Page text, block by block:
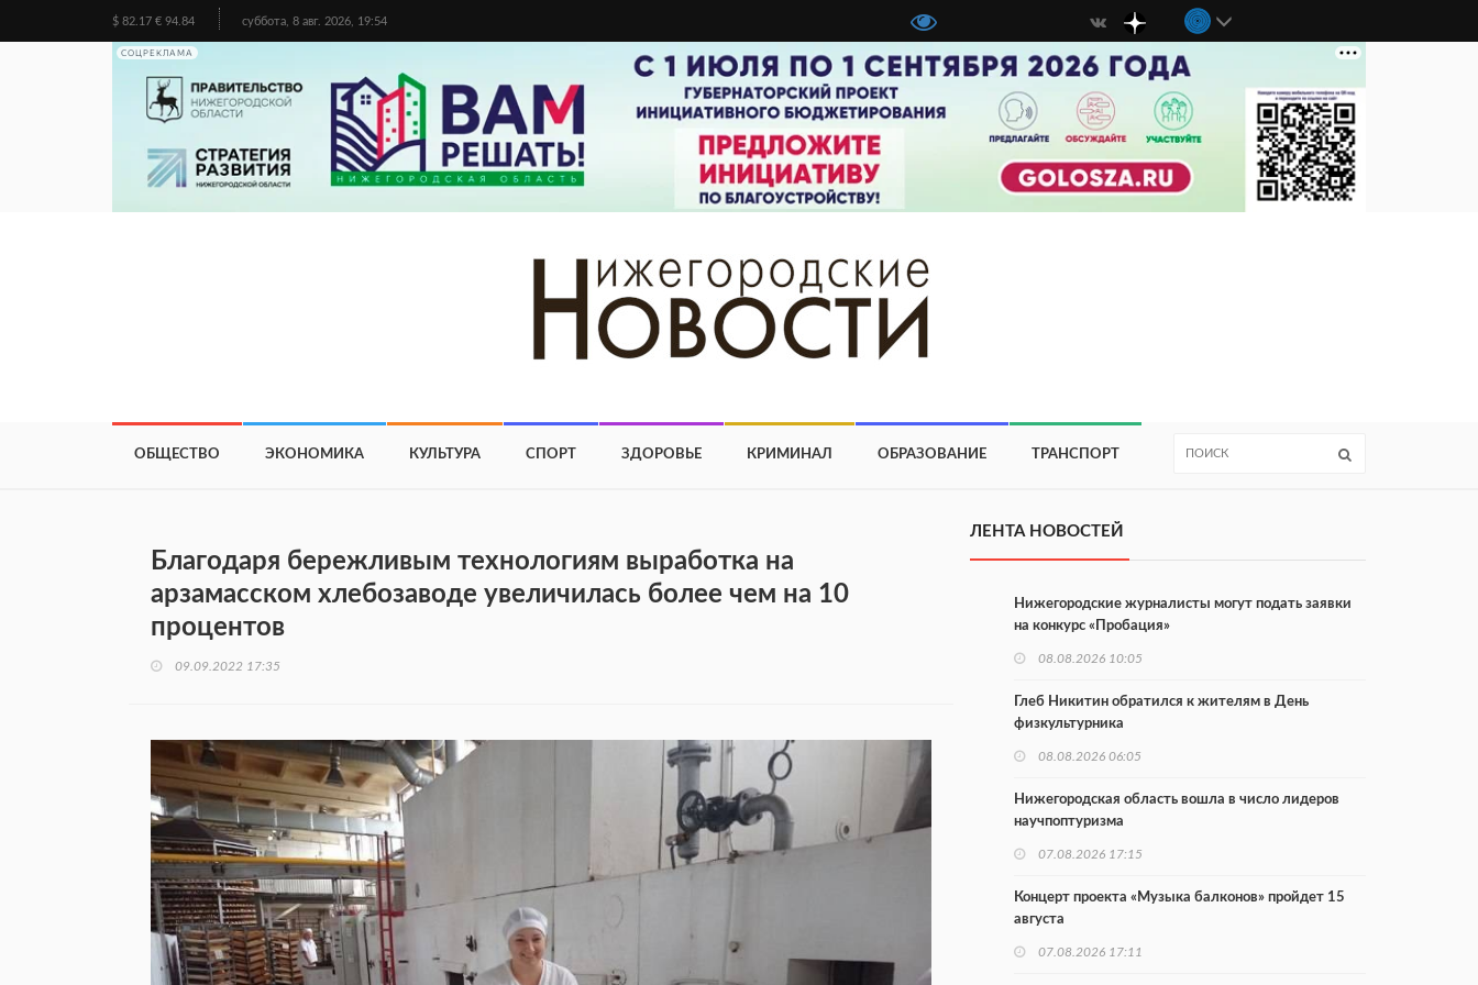
$ 82.17 € 94.84 суббота, 8 авг. 2026, 19:54
СОЦРЕКЛАМА
ОБЩЕСТВО ЭКОНОМИКА КУЛЬТУРА СПОРТ ЗДОРОВЬЕ КРИМИНАЛ ОБРАЗОВАНИЕ ТРАНСПОРТ
Благодаря бережливым технологиям выработка на
арзамасском хлебозаводе увеличилась более чем на 10
процентов
09.09.2022 17:35
ЛЕНТА НОВОСТЕЙ
Нижегородские журналисты могут подать заявки
на конкурс «Пробация»
08.08.2026 10:05
Глеб Никитин обратился к жителям в День
физкультурника
08.08.2026 06:05
Нижегородская область вошла в число лидеров
научпоптуризма
07.08.2026 17:15
Концерт проекта «Музыка балконов» пройдет 15
августа
07.08.2026 17:11